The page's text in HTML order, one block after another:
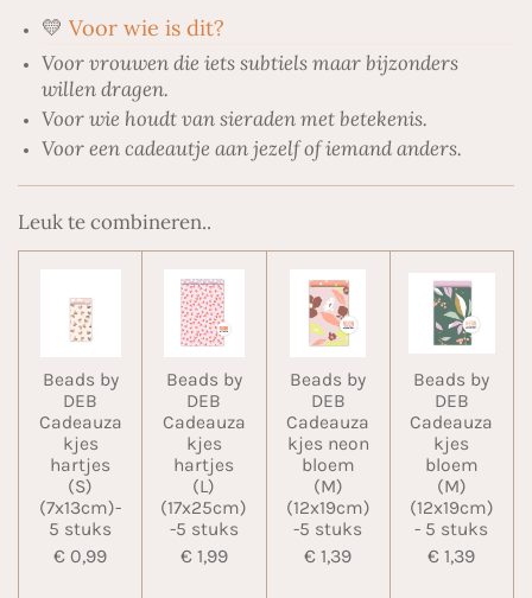
💛 Voor wie is dit?
Voor vrouwen die iets subtiels maar bijzonders
willen dragen.
Voor wie houdt van sieraden met betekenis.
Voor een cadeautje aan jezelf of iemand anders.
Leuk te combineren..
Beads by
DEB
Cadeauza
kjes
hartjes
(S)
(7x13cm)-
5 stuks
€ 0,99
Beads by
DEB
Cadeauza
kjes
hartjes
(L)
(17x25cm)
-5 stuks
€ 1,99
Beads by
DEB
Cadeauza
kjes neon
bloem
(M)
(12x19cm)
-5 stuks
€ 1,39
Beads by
DEB
Cadeauza
kjes
bloem
(M)
(12x19cm)
- 5 stuks
€ 1,39